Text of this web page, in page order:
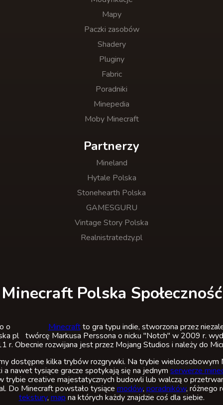
Mapy
Paczki zasobów
Shadery
Pluginy
Fabric
Poradniki
Minepedia
Moby Minecraft
Partnerzy
Mineland
Hytale Polska
Stonehearth Polska
GAMESGURU
Vintage Story Polska
Realnistratedzy.pl
Minecraft Polska Społeczność
Minecraftto gra typu indie, stworzona przez
twórcę Markusa Perssona o nicku "Notch" w 2009 r.
r. Obecnie rozwijana jest przez Mojang Studios i należy do
dostępne kilka trybów rozgrywki. Na trybie wieloosobowym
a nawet tysiące gracze spotykają się na jednym serwerze
trybie creative majestatycznych budowli lub walczą o
Do Minecraft powstało tysiące modów, poradników, różnego
tekstury, map na których każdy znajdzie coś dla siebie.